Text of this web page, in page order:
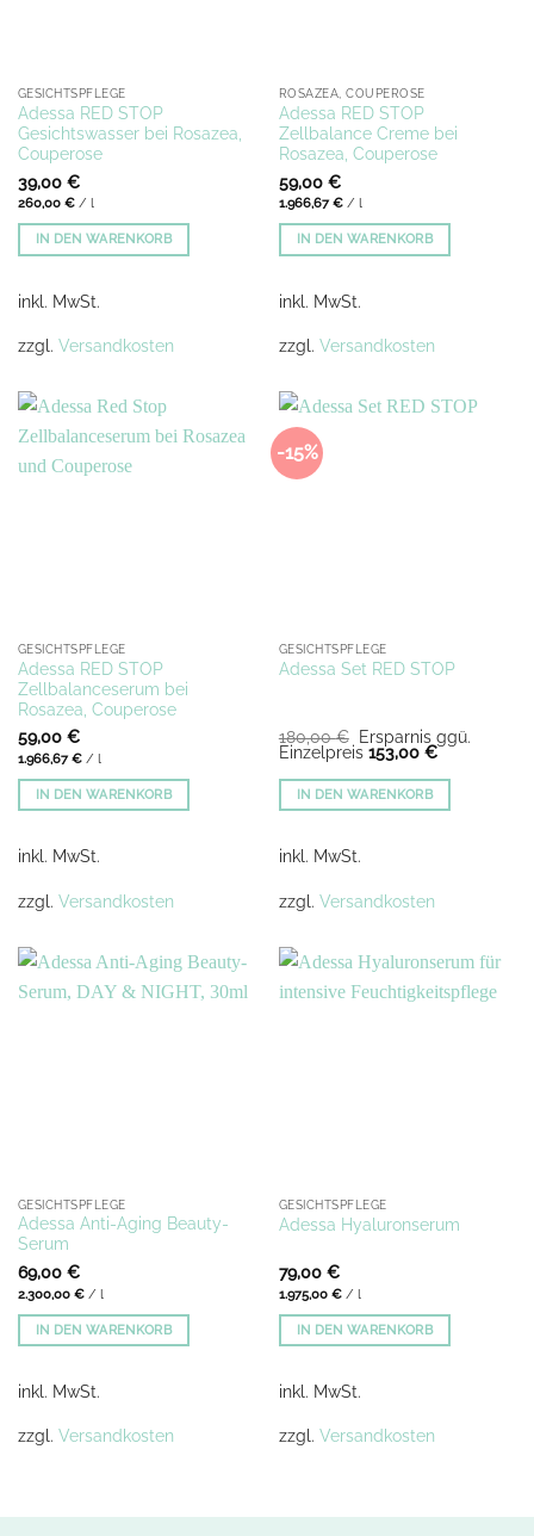
GESICHTSPFLEGE
Adessa RED STOP
Gesichtswasser bei Rosazea,
Couperose
39,00 €
260,00 €/ l
IN DEN WARENKORB
inkl. MwSt.
zzgl. Versandkosten
ROSAZEA, COUPEROSE
Adessa RED STOP
Zellbalance Creme bei
Rosazea, Couperose
59,00 €
1.966,67€/ l
IN DEN WARENKORB
inkl. MwSt.
zzgl. Versandkosten
GESICHTSPFLEGE
Adessa RED STOP
Zellbalanceserum bei
Rosazea, Couperose
59,00 €
1.966,67€/ l
IN DEN WARENKORB
inkl. MwSt.
zzgl. Versandkosten
-15%
GESICHTSPFLEGE
Adessa Set RED STOP
180,00€ Ursprünglicher
Preis
war:
180,00 €
Ersparnis ggü.
Einzelpreis 153,00 €Aktueller
ist:
IN DEN WARENKORB
inkl. MwSt.
zzgl. Versandkosten
GESICHTSPFLEGE
Adessa Anti-Aging Beauty-
Serum
69,00 €
2.300,00 €/ l
IN DEN WARENKORB
inkl. MwSt.
zzgl. Versandkosten
GESICHTSPFLEGE
Adessa Hyaluronserum
79,00 €
1.975,00 €/ l
IN DEN WARENKORB
inkl. MwSt.
zzgl. Versandkosten